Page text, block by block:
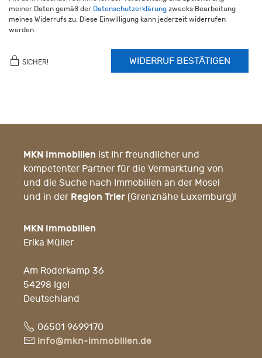
meiner Daten gemäß der Datenschutzerklärung zwecks Bearbeitung
meines Widerrufs zu. Diese Einwilligung kann jederzeit widerrufen
werden.
SICHER! WIDERRUF BESTÄTIGEN
MKN Immobilien ist Ihr freundlicher und
kompetenter Partner für die Vermarktung von
und die Suche nach Immobilien an der Mosel
und in der Region Trier (Grenznähe Luxemburg)!
MKN Immobilien
Erika Müller
Am Roderkamp 36
54298 Igel
Deutschland
Fon06501 9699170
E- info@mkn-immobilien.de